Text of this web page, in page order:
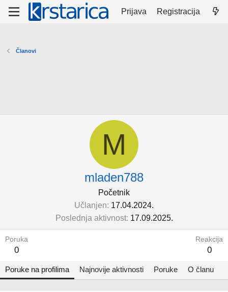
Prijava Registracija
Članovi
M
mladen788
Početnik
Učlanjen 17.04.2024.
Poslednja aktivnost 17.09.2025.
Poruka
0
Reakcija
0
Poruke na profilima Najnovije aktivnosti Poruke O članu